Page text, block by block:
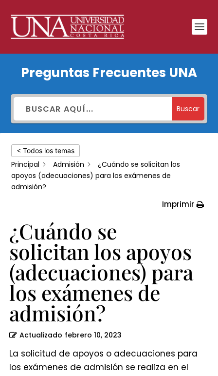
solicitan
apoyos
(adecuaciones)
para
los
exámenes
admisión?
Preguntas Frecuentes UNA
Buscar
< Todos los temas
Principal Admisión
¿Cuándo se solicitan los
apoyos (adecuaciones) para los exámenes de
admisión?
Imprimir
¿Cuándo se
solicitan los apoyos
(adecuaciones) para
los exámenes de
admisión?
Actualizado febrero 10, 2023
La solicitud de apoyos o adecuaciones para
los exámenes de admisión se realiza en el